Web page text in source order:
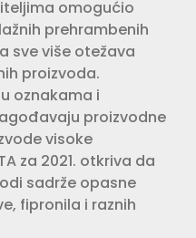
omogućio
prehrambenih
sve više otežava
proizvoda.
oznakama i
proizvodne
visoke
za 2021. otkriva da
sadrže opasne
fipronila i raznih